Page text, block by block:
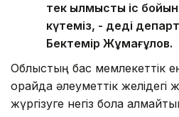
тек қылмыстық іс
күтеміз, - деді
Бектемір Жұмағұлов.
Облыстың бас мемлекеттік
орайда әлеуметтік желідегі
жүргізуге негіз бола